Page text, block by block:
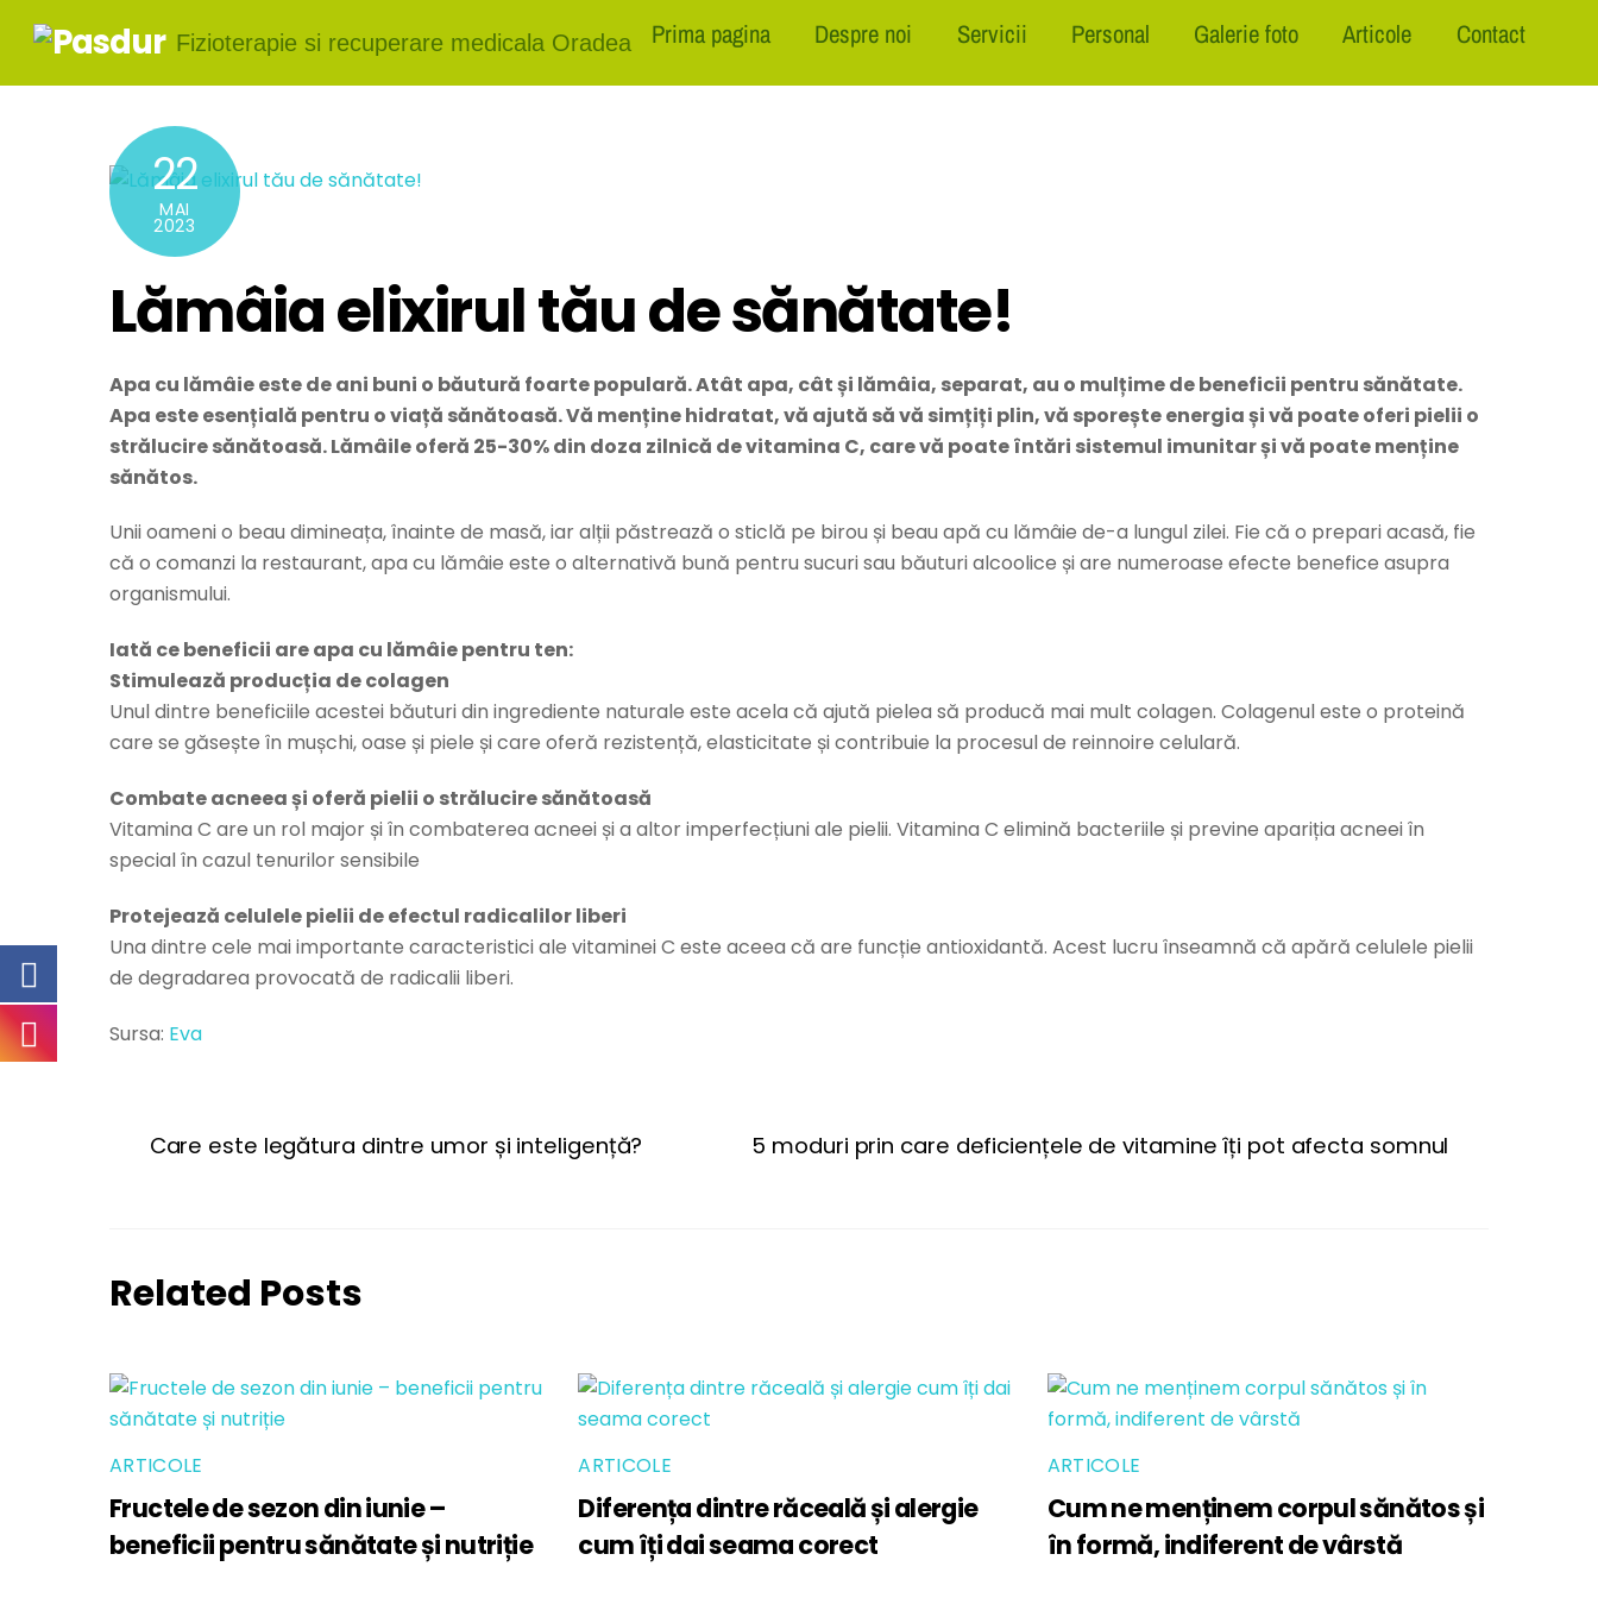
Fizioterapie si recuperare medicala Oradea Prima pagina Despre noi Servicii Personal Galerie foto Articole Contact
22
MAI
2023
Lămâia elixirul tău de sănătate!
Apa cu lămâie este de ani buni o băutură foarte populară. Atât apa, cât și lămâia, separat, au o mulțime de beneficii pentru sănătate.
Apa este esențială pentru o viață sănătoasă. Vă menține hidratat, vă ajută să vă simțiți plin, vă sporește energia și vă poate oferi pielii o
strălucire sănătoasă. Lămâile oferă 25-30% din doza zilnică de vitamina C, care vă poate întări sistemul imunitar și vă poate menține
sănătos.
Unii oameni o beau dimineața, înainte de masă, iar alții păstrează o sticlă pe birou și beau apă cu lămâie de-a lungul zilei. Fie că o prepari acasă, fie
că o comanzi la restaurant, apa cu lămâie este o alternativă bună pentru sucuri sau băuturi alcoolice și are numeroase efecte benefice asupra
organismului.
Iată ce beneficii are apa cu lămâie pentru ten:
Stimulează producția de colagen
Unul dintre beneficiile acestei băuturi din ingrediente naturale este acela că ajută pielea să producă mai mult colagen. Colagenul este o proteină
care se găsește în mușchi, oase și piele și care oferă rezistență, elasticitate și contribuie la procesul de reinnoire celulară.
Combate acneea și oferă pielii o strălucire sănătoasă
Vitamina C are un rol major și în combaterea acneei și a altor imperfecțiuni ale pielii. Vitamina C elimină bacteriile și previne apariția acneei în
special în cazul tenurilor sensibile
Protejează celulele pielii de efectul radicalilor liberi
Una dintre cele mai importante caracteristici ale vitaminei C este aceea că are funcție antioxidantă. Acest lucru înseamnă că apără celulele pielii
de degradarea provocată de radicalii liberi.
Sursa: Eva
Care este legătura dintre umor și inteligență? 5 moduri prin care deficiențele de vitamine îți pot afecta somnul
Related Posts
ARTICOLE
Fructele de sezon din iunie –
beneficii pentru sănătate și nutriție
ARTICOLE
Diferența dintre răceală și alergie
cum îți dai seama corect
ARTICOLE
Cum ne menținem corpul sănătos și
în formă, indiferent de vârstă